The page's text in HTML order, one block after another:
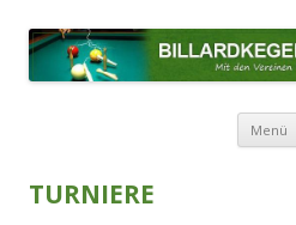
Menü
TURNIERE